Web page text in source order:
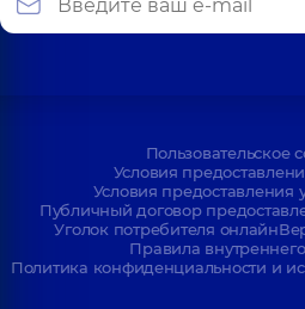
Пользовательское
Условия
Условия предоставления
Публичный договор
Уголок потребителя онлайн
Правила
Политика конфиденциальности и